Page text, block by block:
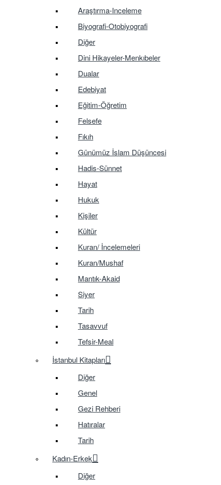
Araştırma-Inceleme
Biyografi-Otobiyografi
Diğer
Dini Hikayeler-Menkıbeler
Dualar
Edebiyat
Eğitim-Öğretim
Felsefe
Fıkıh
Günümüz İslam Düşüncesi
Hadis-Sünnet
Hayat
Hukuk
Kişiler
Kültür
Kuran/ İncelemeleri
Kuran/Mushaf
Mantık-Akaid
Siyer
Tarih
Tasavvuf
Tefsir-Meal
İstanbul Kitapları
Diğer
Genel
Gezi Rehberi
Hatıralar
Tarih
Kadın-Erkek
Diğer